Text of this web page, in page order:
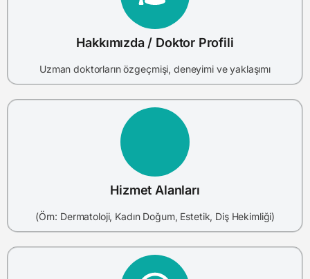
Hakkımızda / Doktor Profili
Uzman doktorların özgeçmişi, deneyimi ve yaklaşımı
Hizmet Alanları
(Örn: Dermatoloji, Kadın Doğum, Estetik, Diş Hekimliği)